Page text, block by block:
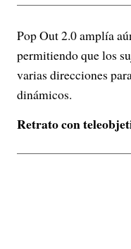
Pop Out 2.0 amplía
permitiendo que los
varias direcciones
dinámicos.
Retrato con